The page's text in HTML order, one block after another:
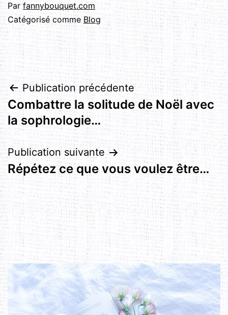
Parfannybouquet.com
Catégorisé comme Blog
Navigation
de
l’article
Publication précédente
Combattre la solitude de Noël avec
la sophrologie…
Publication suivante
Répétez ce que vous voulez être…